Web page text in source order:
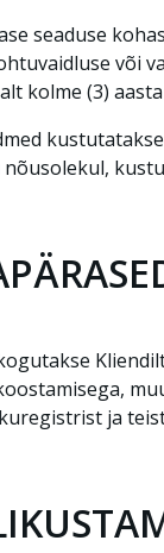
seaduse
või
kolme (3)
nõusolekul,
ja